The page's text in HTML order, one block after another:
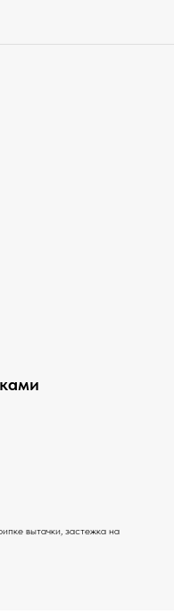
вытачки, застежка на